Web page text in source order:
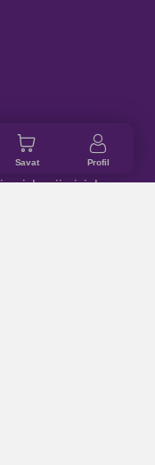
Savat Profil
ish rejimi: ish